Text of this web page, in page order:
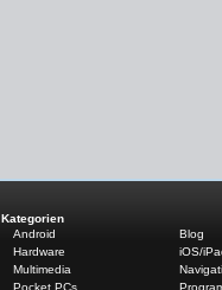
Kategorien
Android
Blog
Hardware
iOS/
Multimedia
Pocket PCs